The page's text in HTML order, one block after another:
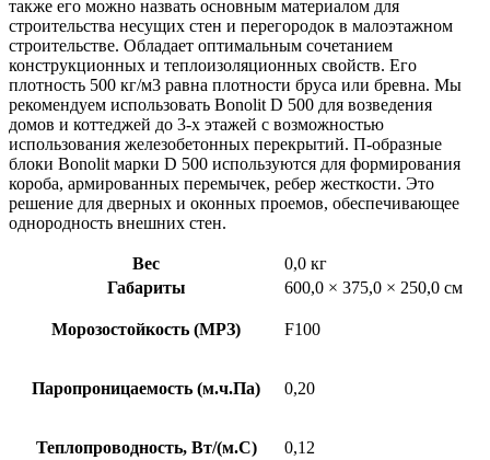
также его можно назвать основным материалом для
строительства несущих стен и перегородок в малоэтажном
строительстве. Обладает оптимальным сочетанием
конструкционных и теплоизоляционных свойств. Его
плотность 500 кг/м3 равна плотности бруса или бревна. Мы
рекомендуем использовать Bonolit D 500 для возведения
домов и коттеджей до 3-х этажей с возможностью
использования железобетонных перекрытий. П-образные
блоки Bonolit марки D 500 используются для формирования
короба, армированных перемычек, ребер жесткости. Это
решение для дверных и оконных проемов, обеспечивающее
однородность внешних стен.
Вес
0,0 кг
Габариты
600,0 × 375,0 × 250,0 см
Морозостойкость (МРЗ) F100
Паропроницаемость (м.ч.Па) 0,20
Теплопроводность, Вт/(м.С) 0,12